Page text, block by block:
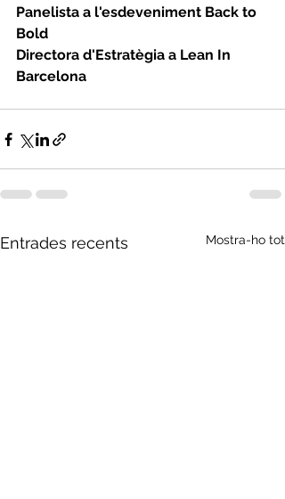
Panelista a l'esdeveniment Back to
Bold
Directora d'Estratègia a Lean In
Barcelona
Entrades recents Mostra-ho tot